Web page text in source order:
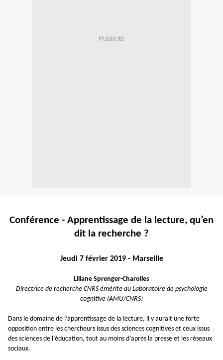
Publicité
Conférence - Apprentissage de la lecture, qu’en
dit la recherche ?
Jeudi 7 février 2019 - Marseille
Liliane Sprenger-Charolles
Directrice de recherche CNRS émérite au Laboratoire de psychologie
cognitive (AMU/CNRS)
Dans le domaine de l’apprentissage de la lecture, il y aurait une forte
opposition entre les chercheurs issus des sciences cognitives et ceux issus
des sciences de l’éducation, tout au moins d’après la presse et les réseaux
sociaux.